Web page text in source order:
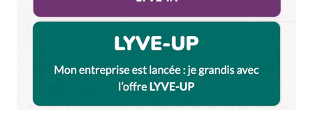
(ça part pas dans tous les sens comme chez
certains, malgré la diversité des chroniqueurs),
vous ne faites d’articles aux titres accrocheurs
(pour ne pas dire putaclic), et quand vous faites un
repost sur FB, c’est précisé d’entrée.
Bref vous l’aurez compris, même en n’étant plus
lyonnaise, je reste une de vos plus grandes fan